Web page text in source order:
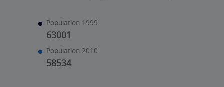
Population 1999
63001
Population 2010
58534